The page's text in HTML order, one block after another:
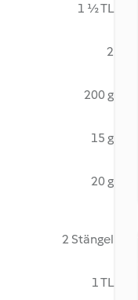
1 ½ TL
2
200 g
15 g
20 g
2 Stängel
1 TL